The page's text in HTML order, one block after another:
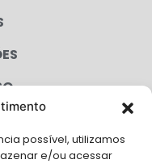
possível, utilizamos
e/ou acessar